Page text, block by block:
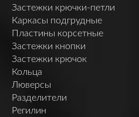
Застежки крючки-петли
Каркасы подгрудные
Пластины корсетные
Застежки кнопки
Застежки крючок
Кольца
Люверсы
Разделители
Регилин